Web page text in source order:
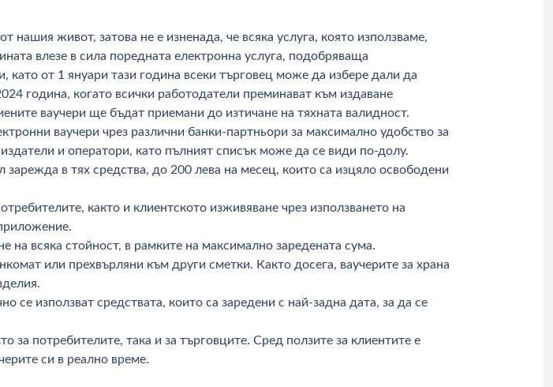
нашия живот, затова не е изненада, че всяка услуга, която използваме,
влезе в сила поредната електронна услуга, подобряваща
като от 1 януари тази година всеки търговец може да избере дали да
година, когато всички работодатели преминават към издаване
ваучери ще бъдат приемани до изтичане на тяхната валидност.
ваучери чрез различни банки-партньори за максимално удобство за
и оператори, като пълният списък може да се види по-долу.
в тях средства, до 200 лева на месец, които са изцяло освободени
както и клиентското изживяване чрез използването на
на всяка стойност, в рамките на максимално заредената сума.
или прехвърляни към други сметки. Както досега, ваучерите за храна
се използват средствата, които са заредени с най-задна дата, за да се
за потребителите, така и за търговците. Сред ползите за клиентите е
си в реално време.